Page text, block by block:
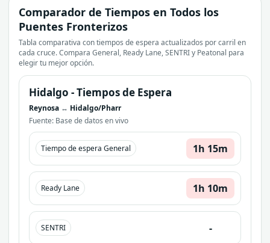
Comparador de Tiempos en Todos los
Puentes Fronterizos
Tabla comparativa con tiempos de espera actualizados por carril en
cada cruce. Compara General, Ready Lane, SENTRI y Peatonal para
elegir tu mejor opción.
Hidalgo - Tiempos de Espera
Reynosa ↔ Hidalgo/Pharr
Fuente: Base de datos en vivo
Tiempo de espera General 1h 15m
Ready Lane 1h 10m
SENTRI -